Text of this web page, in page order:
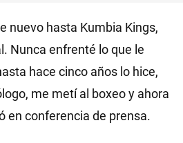
nuevo hasta Kumbia Kings,
Nunca enfrenté lo que le
hace cinco años lo hice,
me metí al boxeo y ahora
en conferencia de prensa.